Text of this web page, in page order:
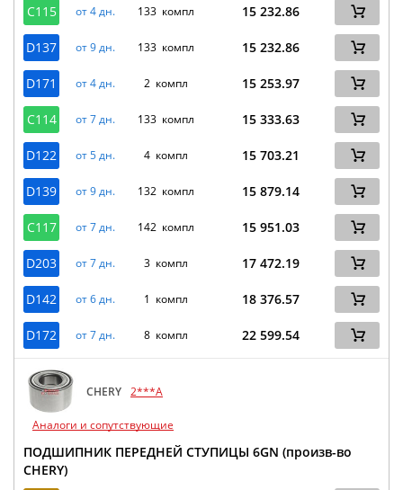
C115 от 4 дн. 133 компл 15 232.86
D137 от 9 дн. 133 компл 15 232.86
D171 от 4 дн. 2 компл 15 253.97
C114 от 7 дн. 133 компл 15 333.63
D122 от 5 дн. 4 компл 15 703.21
D139 от 9 дн. 132 компл 15 879.14
C117 от 7 дн. 142 компл 15 951.03
D203 от 7 дн. 3 компл 17 472.19
D142 от 6 дн. 1 компл 18 376.57
D172 от 7 дн. 8 компл 22 599.54
CHERY 2***A
Аналоги и сопутствующие
ПОДШИПНИК ПЕРЕДНЕЙ СТУПИЦЫ 6GN (произв-во
CHERY)